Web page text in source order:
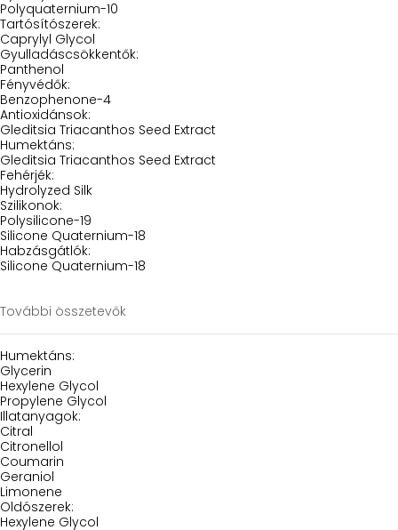
Polyquaternium-10
Tartósítószerek:
Caprylyl Glycol
Gyulladáscsökkentők:
Panthenol
Fényvédők:
Benzophenone-4
Antioxidánsok:
Gleditsia Triacanthos Seed Extract
Humektáns:
Gleditsia Triacanthos Seed Extract
Fehérjék:
Hydrolyzed Silk
Szilikonok:
Polysilicone-19
Silicone Quaternium-18
Habzásgátlók:
Silicone Quaternium-18
További összetevők
Humektáns:
Glycerin
Hexylene Glycol
Propylene Glycol
Illatanyagok:
Citral
Citronellol
Coumarin
Geraniol
Limonene
Oldószerek:
Hexylene Glycol